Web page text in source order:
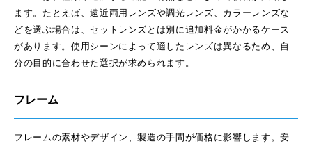
ます。たとえば、遠近両用レンズや調光レンズ、カラーレンズな
どを選ぶ場合は、セットレンズとは別に追加料金がかかるケース
があります。使用シーンによって適したレンズは異なるため、自
分の目的に合わせた選択が求められます。
フレーム
フレームの素材やデザイン、製造の手間が価格に影響します。安